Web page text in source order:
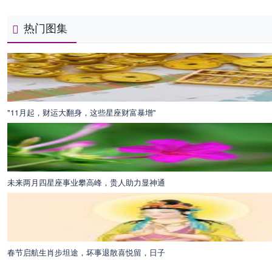
热门图集
"11月起，财运大翻身，这些星座财富暴增"
未来两月四星座事业攀高峰，贵人助力显神通
春节启航生肖步坦途，坏事退散喜悦留，日子